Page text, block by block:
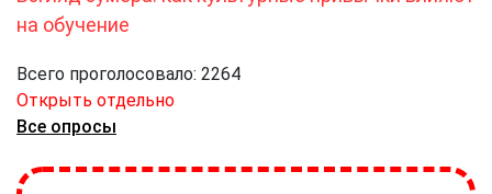
на обучение
Всего проголосовало: 2264
Открыть отдельно
Все опросы